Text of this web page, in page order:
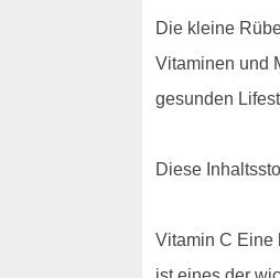
Die kleine
Vitaminen und
gesunden
Diese
Vitamin C Eine